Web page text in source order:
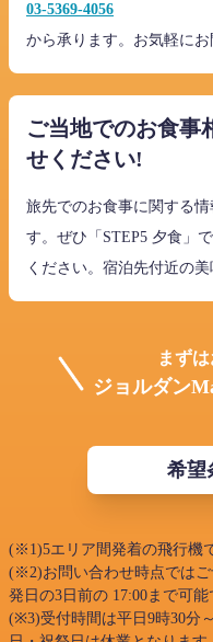
03-5369-4056
から承ります。お気軽に
ご当地でのお食事
せください!
旅先でのお食事に関する
す。ぜひ「STEP5 夕食」
ください。宿泊先付近の
まず
ジョルダン
希望
(※1)5エリア間発着の飛行機
(※2)お問い合わせ時点では
発日の3日前の 17:00まで可能
(※3)受付時間は平日9時30分